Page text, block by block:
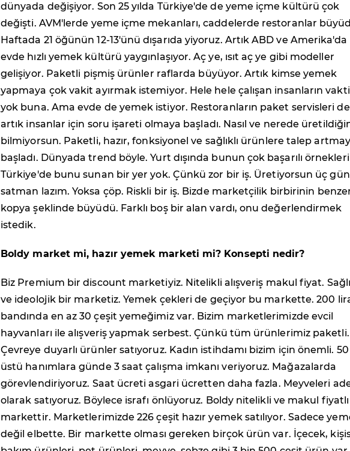
dünyada değişiyor. Son 25 yılda Türkiye'de de yeme içme kültürü çok
değişti. AVM'lerde yeme içme mekanları, caddelerde restoranlar
Haftada 21 öğünün 12-13'ünü dışarıda yiyoruz. Artık ABD ve Amerika'da
evde hızlı yemek kültürü yaygınlaşıyor. Aç ye, ısıt aç ye gibi modeller
gelişiyor. Paketli pişmiş ürünler raflarda büyüyor. Artık kimse yemek
yapmaya çok vakit ayırmak istemiyor. Hele hele çalışan insanların
yok buna. Ama evde de yemek istiyor. Restoranların paket servisleri de
artık insanlar için soru işareti olmaya başladı. Nasıl ve nerede
bilmiyorsun. Paketli, hazır, fonksiyonel ve sağlıklı ürünlere talep
başladı. Dünyada trend böyle. Yurt dışında bunun çok başarılı
Türkiye'de bunu sunan bir yer yok. Çünkü zor bir iş. Üretiyorsun üç
satman lazım. Yoksa çöp. Riskli bir iş. Bizde marketçilik birbirinin
kopya şeklinde büyüdü. Farklı boş bir alan vardı, onu değerlendirmek
istedik.
Boldy market mi, hazır yemek marketi mi? Konsepti nedir?
Biz Premium bir discount marketiyiz. Nitelikli alışveriş makul fiyat.
ve ideolojik bir marketiz. Yemek çekleri de geçiyor bu markette. 200
bandında en az 30 çeşit yemeğimiz var. Bizim marketlerimizde evcil
hayvanları ile alışveriş yapmak serbest. Çünkü tüm ürünlerimiz paketli.
Çevreye duyarlı ürünler satıyoruz. Kadın istihdamı bizim için önemli.
üstü hanımlara günde 3 saat çalışma imkanı veriyoruz. Mağazalarda
görevlendiriyoruz. Saat ücreti asgari ücretten daha fazla. Meyveleri
olarak satıyoruz. Böylece israfı önlüyoruz. Boldy nitelikli ve makul
markettir. Marketlerimizde 226 çeşit hazır yemek satılıyor. Sadece
değil elbette. Bir markette olması gereken birçok ürün var. İçecek,